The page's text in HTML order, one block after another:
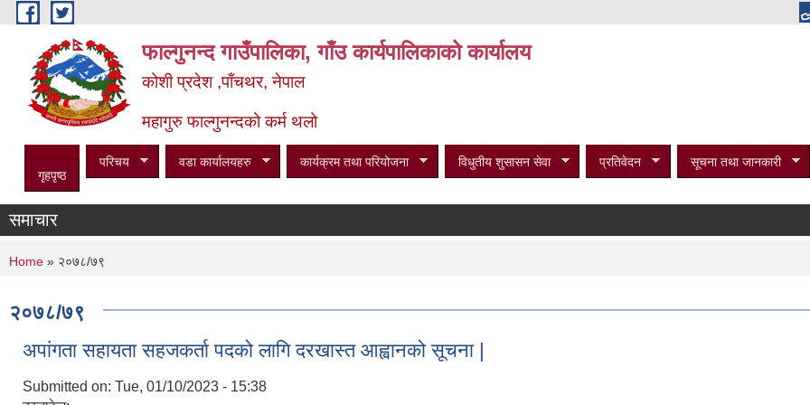
Skip to main content
फाल्गुनन्द गाउँपालिका, गाँउ कार्यपालिकाको कार्यालय
कोशी प्रदेश ,पाँचथर, नेपाल
महागुरु फाल्गुनन्दको कर्म थलो
गृहपृष्ठ
परिचय वडा कार्यालयहरु कार्यक्रम तथा परियोजना विधुतीय शुसासन सेवा प्रतिवेदन सूचना तथा जानकारी
समाचार
You are here
Home » २०७८/७९
२०७८/७९
अपांगता सहायता सहजकर्ता पदको लागि दरखास्त आह्वानको सूचना |
Submitted on: Tue, 01/10/2023 - 15:38